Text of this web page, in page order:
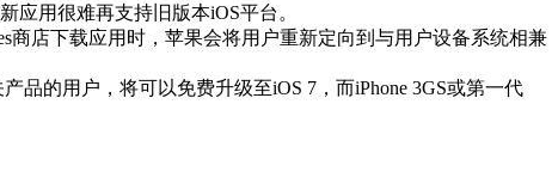
应用很难再支持旧版本iOS平台。
商店下载应用时，苹果会将用户重新定向到与用户设备系统相兼
品的用户，将可以免费升级至iOS 7，而iPhone 3GS或第一代